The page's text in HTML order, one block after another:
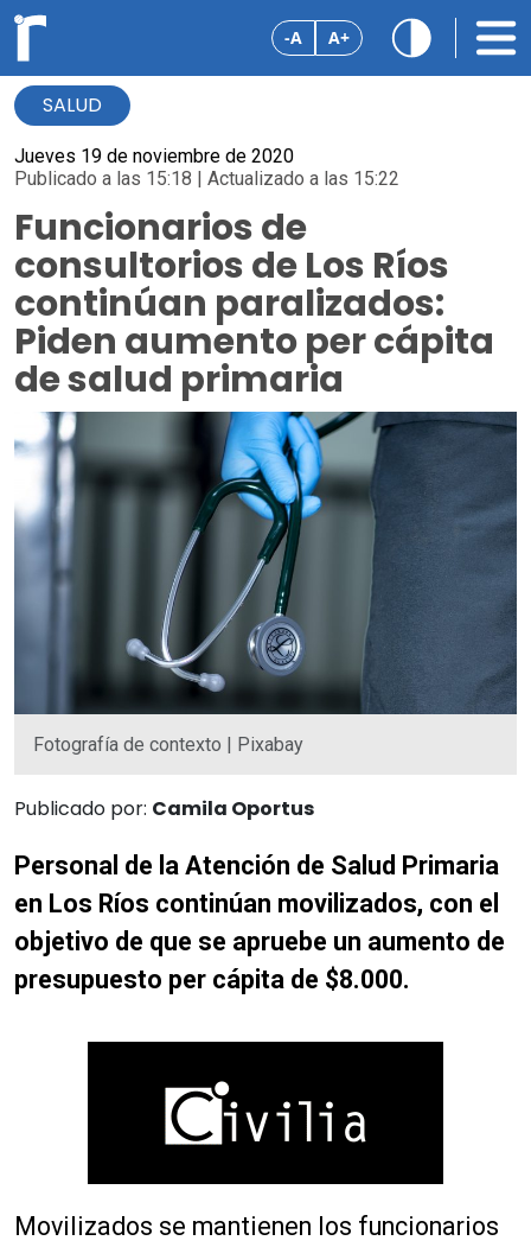
-A A+
SALUD
Jueves 19 de noviembre de 2020
Publicado a las 15:18 | Actualizado a las 15:22
Funcionarios de
consultorios de Los Ríos
continúan paralizados:
Piden aumento per cápita
de salud primaria
Fotografía de contexto | Pixabay
Publicado por: Camila Oportus
Personal de la Atención de Salud Primaria
en Los Ríos continúan movilizados, con el
objetivo de que se apruebe un aumento de
presupuesto per cápita de $8.000.
Movilizados se mantienen los funcionarios